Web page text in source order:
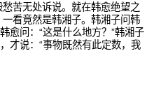
苦无处诉说。就在韩愈绝望之
看竟然是韩湘子。韩湘子问韩
愈问：“这是什么地方？”韩湘子
才说：“事物既然有此定数，我